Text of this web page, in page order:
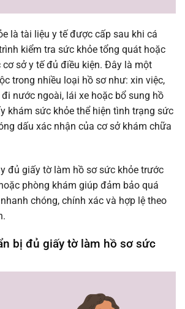
là tài liệu y tế được cấp sau khi cá
kiểm tra sức khỏe tổng quát hoặc
sở y tế đủ điều kiện. Đây là một
trong nhiều loại hồ sơ như: xin việc,
nước ngoài, lái xe hoặc bổ sung hồ
khám sức khỏe thể hiện tình trạng sức
dấu xác nhận của cơ sở khám chữa
đủ giấy tờ làm hồ sơ sức khỏe trước
phòng khám giúp đảm bảo quá
chóng, chính xác và hợp lệ theo
bị đủ giấy tờ làm hồ sơ sức